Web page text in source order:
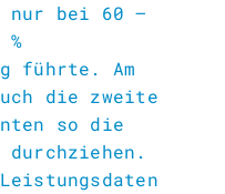
nur bei 60 –
führte. Am
die zweite
so die